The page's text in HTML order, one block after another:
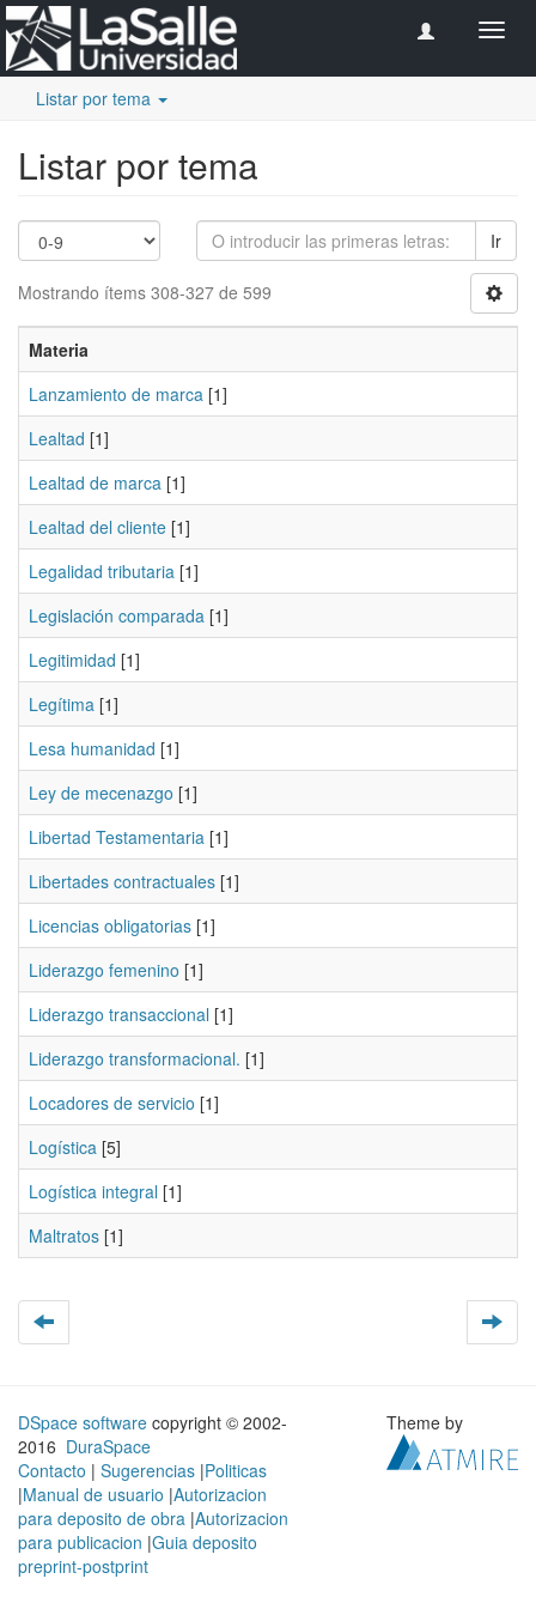
Listar por tema
Listar por tema
Ir
Mostrando ítems 308-327 de 599
Materia
Lanzamiento de marca [1]
Lealtad [1]
Lealtad de marca [1]
Lealtad del cliente [1]
Legalidad tributaria [1]
Legislación comparada [1]
Legitimidad [1]
Legítima [1]
Lesa humanidad [1]
Ley de mecenazgo [1]
Libertad Testamentaria [1]
Libertades contractuales [1]
Licencias obligatorias [1]
Liderazgo femenino [1]
Liderazgo transaccional [1]
Liderazgo transformacional. [1]
Locadores de servicio [1]
Logística [5]
Logística integral [1]
Maltratos [1]
DSpace software copyright © 2002-
2016 DuraSpace
Contacto | Sugerencias |Politicas
|Manual de usuario |Autorizacion
para deposito de obra |Autorizacion
para publicacion |Guia deposito
preprint-postprint
Theme by